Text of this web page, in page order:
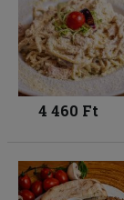
4 460 Ft